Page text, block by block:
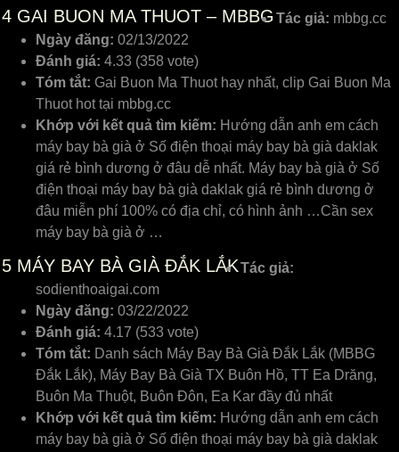
4 GAI BUON MA THUOT – MBBG Tác giả: mbbg.cc
Ngày đăng: 02/13/2022
Đánh giá: 4.33 (358 vote)
Tóm tắt: Gai Buon Ma Thuot hay nhất, clip Gai Buon Ma
Thuot hot tại mbbg.cc
Khớp với kết quả tìm kiếm: Hướng dẫn anh em cách
máy bay bà già ở Số điện thoại máy bay bà già daklak
giá rẻ bình dương ở đâu dễ nhất. Máy bay bà già ở Số
điện thoại máy bay bà già daklak giá rẻ bình dương ở
đâu miễn phí 100% có địa chỉ, có hình ảnh …Cần sex
máy bay bà già ở …
5 MÁY BAY BÀ GIÀ ĐẮK LẮKTác giả:
sodienthoaigai.com
Ngày đăng: 03/22/2022
Đánh giá: 4.17 (533 vote)
Tóm tắt: Danh sách Máy Bay Bà Già Đắk Lắk (MBBG
Đắk Lắk), Máy Bay Bà Già TX Buôn Hồ, TT Ea Drăng,
Buôn Ma Thuột, Buôn Đôn, Ea Kar đầy đủ nhất
Khớp với kết quả tìm kiếm: Hướng dẫn anh em cách
máy bay bà già ở Số điện thoại máy bay bà già daklak